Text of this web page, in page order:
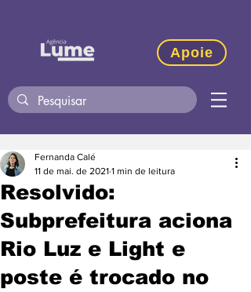
Apoie
Resolvido:
Subprefeitura aciona
Rio Luz e Light e
poste é trocado no
Fernanda Calé
11 de mai. de 2021 1 min de leitura